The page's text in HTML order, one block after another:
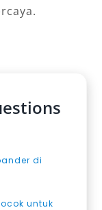
di
untuk